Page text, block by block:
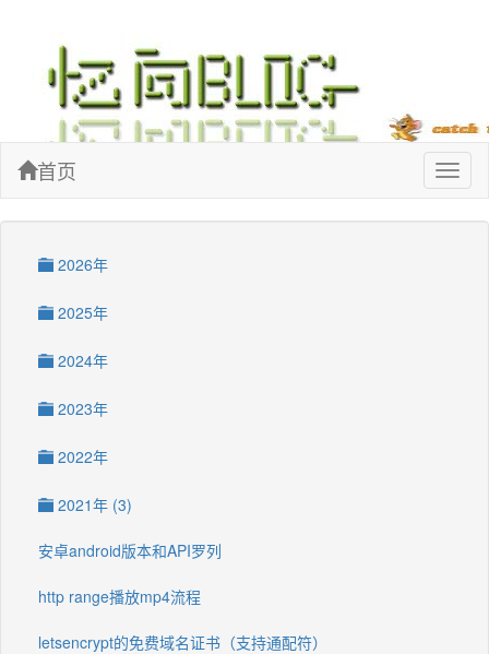
首页
2026年
2025年
2024年
2023年
2022年
2021年 (3)
安卓android版本和API罗列
http range播放mp4流程
letsencrypt的免费域名证书（支持通配符）